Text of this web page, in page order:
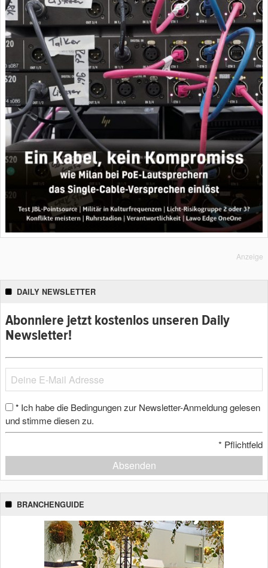
Anzeige
DAILY NEWSLETTER
Abonniere jetzt kostenlos unseren Daily
Newsletter!
* Ich habe die Bedingungen zur Newsletter-Anmeldung gelesen
und stimme diesen zu.
* Pflichtfeld
Absenden
BRANCHENGUIDE